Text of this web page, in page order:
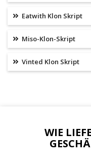
Eatwith Klon Skript
Miso-Klon-Skript
Vinted Klon Skript
WIE